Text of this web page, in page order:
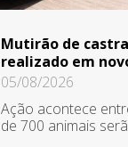
Mutirão de
realizado em
05/08/2026
Ação acontece
de 700 animais